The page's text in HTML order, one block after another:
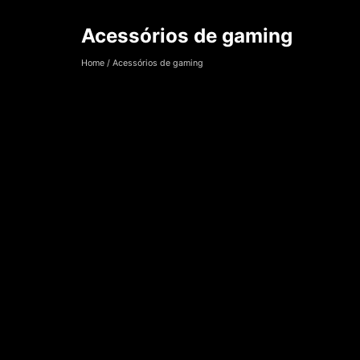
Acessórios de
Acessórios de gaming
Home/ Acessórios de gaming